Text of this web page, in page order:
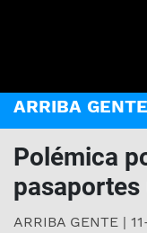
ARRIBA GENTE
Polémica
ARRIBA GENTE |